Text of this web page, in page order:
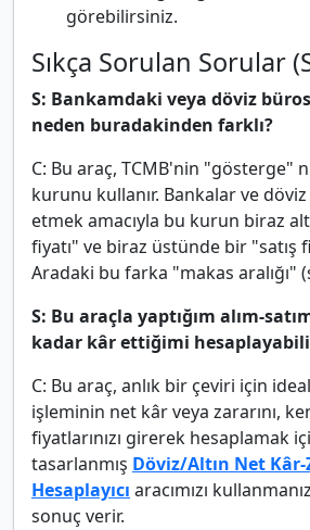
görebilirsiniz.
Sıkça Sorulan Sorular
S: Bankamdaki veya döviz
neden buradakinden farklı?
C: Bu araç, TCMB'nin "gösterge"
kurunu kullanır. Bankalar ve
etmek amacıyla bu kurun biraz
fiyatı" ve biraz üstünde bir "satış
Aradaki bu farka "makas aralığı"
S: Bu araçla yaptığım alım-
kadar kâr ettiğimi
C: Bu araç, anlık bir çeviri için
işleminin net kâr veya zararını,
fiyatlarınızı girerek hesaplamak
tasarlanmış Döviz/Altın Net
Hesaplayıcı aracımızı
sonuç verir.